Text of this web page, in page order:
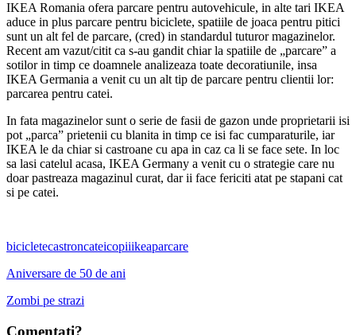
IKEA Romania ofera parcare pentru autovehicule, in alte tari IKEA
aduce in plus parcare pentru biciclete, spatiile de joaca pentru pitici
sunt un alt fel de parcare, (cred) in standardul tuturor magazinelor.
Recent am vazut/citit ca s-au gandit chiar la spatiile de „parcare” a
sotilor in timp ce doamnele analizeaza toate decoratiunile, insa
IKEA Germania a venit cu un alt tip de parcare pentru clientii lor:
parcarea pentru catei.
In fata magazinelor sunt o serie de fasii de gazon unde proprietarii isi
pot „parca” prietenii cu blanita in timp ce isi fac cumparaturile, iar
IKEA le da chiar si castroane cu apa in caz ca li se face sete. In loc
sa lasi catelul acasa, IKEA Germany a venit cu o strategie care nu
doar pastreaza magazinul curat, dar ii face fericiti atat pe stapani cat
si pe catei.
bicicletecastroncateicopiiikeaparcare
Aniversare de 50 de ani
Zombi pe strazi
Comentati?